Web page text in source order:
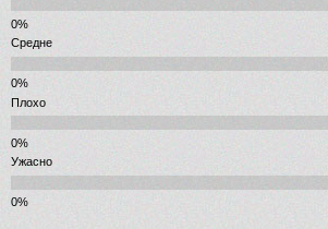
Средне
Плохо
Ужасно